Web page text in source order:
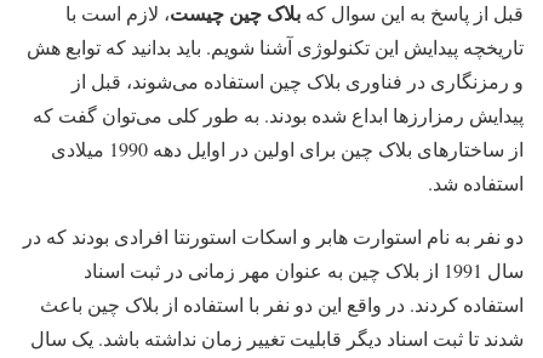
قبل از پاسخ به این سوال که بلاک چین چیست، لازم است با
تاریخچه پیدایش این تکنولوژی آشنا شویم. باید بدانید که توابع هش
و رمزنگاری در فناوری بلاک چین استفاده می‌شوند، قبل از
پیدایش رمزارزها ابداع شده بودند. به طور کلی می‌توان گفت که
از ساختارهای بلاک چین برای اولین در اوایل دهه 1990 میلادی
استفاده شد.
دو نفر به نام استوارت هابر و اسکات استورنتا افرادی بودند که در
سال 1991 از بلاک چین به عنوان مهر زمانی در ثبت اسناد
استفاده کردند. در واقع این دو نفر با استفاده از بلاک چین باعث
شدند تا ثبت اسناد دیگر قابلیت تغییر زمان نداشته باشد. یک سال